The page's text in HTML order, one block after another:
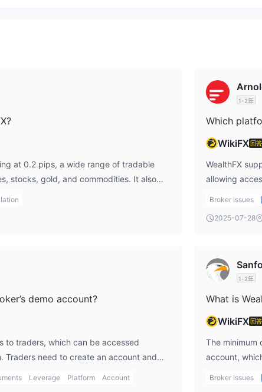
交易免费且无佣金，点差为2.5。
额为$5000，交易免费且无佣金，点差为1。
，交易中没有掉期，收取$7的手续费。
可变但有利的点差。
密，仅为0.5点。
3点逐渐缩小到Silver账户的2.5点，Gold账户的2点，以及Diamond
差与原始点差相同。
5 (MT5)交易平台。MT5平台可在多种设备上使用，包括Android智
易者可以通过支付宝或手机网银全天候存款。最低存款金额为$100，最
at 0.2 pips, a wide range of tradable
stocks, gold, and commodities. It also
cater to different trading needs.
1-2年
Which
WikiFX 回答
WealthFX
allowing
Broker Issues
2025-07-28
demo account?
to traders, which can be accessed
Traders need to create an account and
by WealthFX.
Leverage Platform Account
1-2年
What is
WikiFX 回答
The minimum
account,
Broker Issues